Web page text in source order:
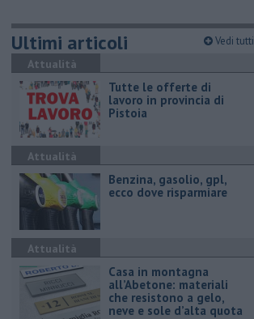
Ultimi articoli Vedi tutti
Attualità
​Tutte le offerte di
lavoro in provincia di
Pistoia
Attualità
​Benzina, gasolio, gpl,
ecco dove risparmiare
Attualità
Casa in montagna
all’Abetone: materiali
che resistono a gelo,
neve e sole d’alta quota